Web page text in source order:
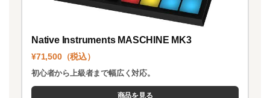
Native Instruments MASCHINE MK3
¥71,500（税込）
初心者から上級者まで幅広く対応。
商品を見る